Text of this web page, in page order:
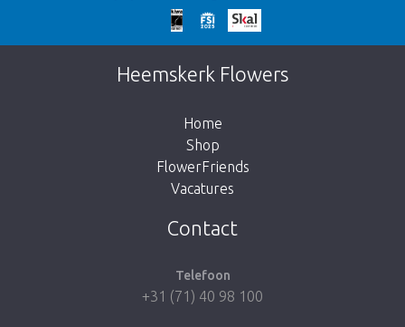
Te laat!
Dit artikel is helaas uitverkocht. Klik op de
knop hieronder om terug te gaan naar de
Breng me naar de shop
Heemskerk Flowers
Home
Shop
FlowerFriends
Vacatures
Contact
Telefoon
+31 (71) 40 98 100